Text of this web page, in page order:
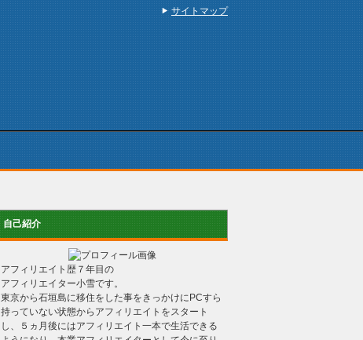
自己紹介
アフィリエイト歴７年目の
アフィリエイター小雪です。
東京から石垣島に移住をした事をきっかけにPCすら
持っていない状態からアフィリエイトをスタート
し、５ヵ月後にはアフィリエイト一本で生活できる
サイトマップ